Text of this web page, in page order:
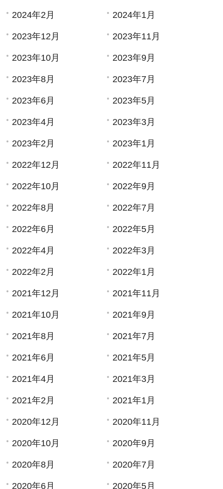
2024年2月 2024年1月
2023年12月 2023年11月
2023年10月 2023年9月
2023年8月 2023年7月
2023年6月 2023年5月
2023年4月 2023年3月
2023年2月 2023年1月
2022年12月 2022年11月
2022年10月 2022年9月
2022年8月 2022年7月
2022年6月 2022年5月
2022年4月 2022年3月
2022年2月 2022年1月
2021年12月 2021年11月
2021年10月 2021年9月
2021年8月 2021年7月
2021年6月 2021年5月
2021年4月 2021年3月
2021年2月 2021年1月
2020年12月 2020年11月
2020年10月 2020年9月
2020年8月 2020年7月
2020年6月 2020年5月